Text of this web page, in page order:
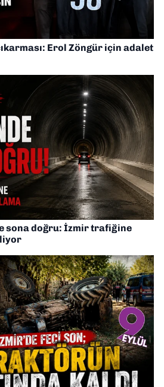
Erol Zöngür için adalet
sona doğru: İzmir trafiğine